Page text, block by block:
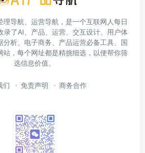
理导航、运营导航，是一个互联网人每日
录了AI、产品、运营、交互设计、用户体
分析、电子商务、产品运营必备工具、国
站，每个网址都是精挑细选，以便帮你筛
选信息价值。
们 免责声明 商务合作